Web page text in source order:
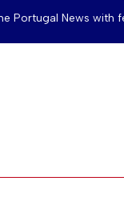
Portugal News with